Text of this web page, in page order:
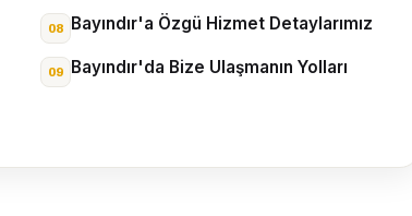
Bayındır'a Özgü Hizmet Detaylarımız
Bayındır'da Bize Ulaşmanın Yolları